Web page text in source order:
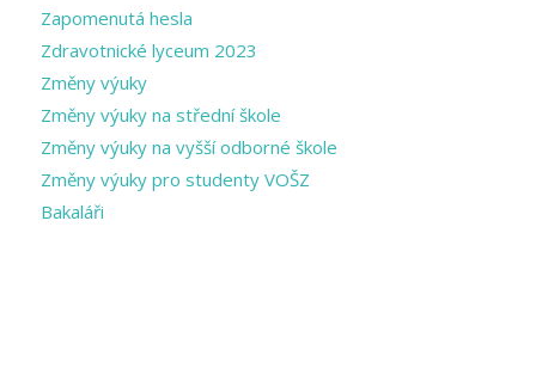
Zapomenutá hesla
Zdravotnické lyceum 2023
Změny výuky
Změny výuky na střední škole
Změny výuky na vyšší odborné škole
Změny výuky pro studenty VOŠZ
Bakaláři